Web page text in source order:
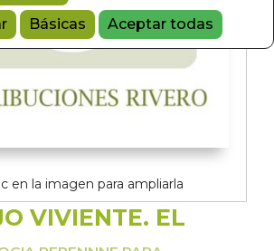
Básicas Aceptar todas
en la imagen para ampliarla
VIVIENTE. EL